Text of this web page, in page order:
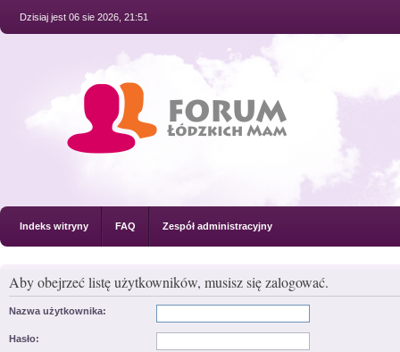
Dzisiaj jest 06 sie 2026, 21:51
Indeks witryny FAQ Zespół administracyjny
Aby obejrzeć listę użytkowników, musisz się zalogować.
Nazwa użytkownika:
Hasło: